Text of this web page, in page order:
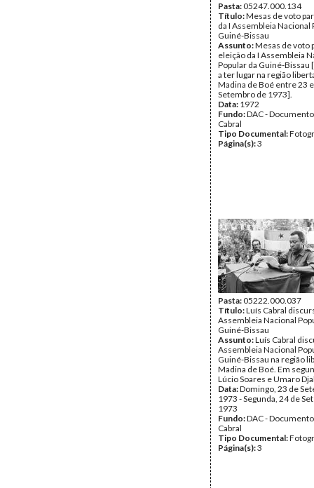
Pasta:05247.000.134
Título:Mesas de voto
da I Assembleia Nacional
Guiné-Bissau
Assunto:Mesas de voto
eleição da I Assembleia
Popular da Guiné-Bissau
a ter lugar na região
Madina de Boé entre 23
Setembro de 1973].
Data: 1972
Fundo:DAC -
Cabral
Tipo Documental:
Página(s):3
Pasta:05222.000.037
Título:Luís Cabral
Assembleia Nacional
Guiné-Bissau
Assunto:Luís Cabral
Assembleia Nacional
Guiné-Bissau na região
Madina de Boé. Em
Lúcio Soares e Umaro
Data:Domingo, 23 de
1973 - Segunda, 24 de
1973
Fundo:DAC -
Cabral
Tipo Documental:
Página(s):3